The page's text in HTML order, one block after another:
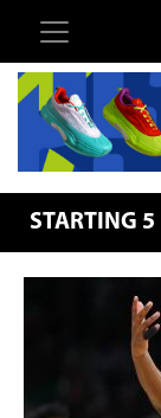
STARTING 5